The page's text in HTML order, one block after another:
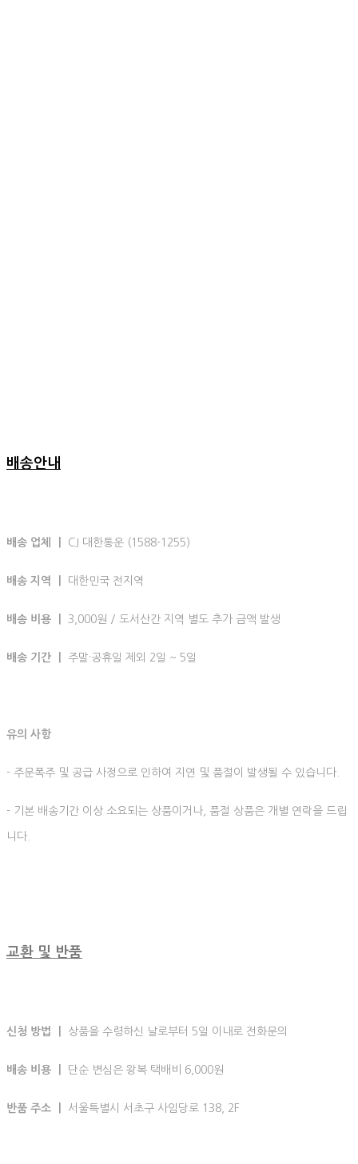
배송안내
배송 업체 ㅣ CJ 대한통운 (1588-1255)
배송 지역 ㅣ 대한민국 전지역
배송 비용 ㅣ 3,000원 / 도서산간 지역 별도 추가 금액 발생
배송 기간 ㅣ 주말·공휴일 제외 2일 ~ 5일
유의 사항
- 주문폭주 및 공급 사정으로 인하여 지연 및 품절이 발생될 수 있습니다.
- 기본 배송기간 이상 소요되는 상품이거나, 품절 상품은 개별 연락을 드립
니다.
교환 및 반품
신청 방법 ㅣ 상품을 수령하신 날로부터 5일 이내로 전화문의
배송 비용 ㅣ 단순 변심은 왕복 택배비 6,000원
반품 주소 ㅣ 서울특별시 서초구 사임당로 138, 2F